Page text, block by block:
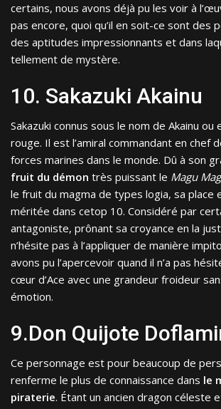
certains, nous avons déjà pu les voir à
pas encore, quoi qu’il en soit-ce sont des
des aptitudes impressionnants et dans
tellement de mystère.
10. Sakazuki Akainu
Sakazuki connus sous le nom de Akainu ou
rouge. Il est l’amiral commandant en chef
forces marines dans le monde. Dû à son
fruit du démon très puissant le Magu
le fruit du magma de types logia, sa place
méritée dans cetop 10. Considéré par
antagoniste, prônant sa croyance en la
n’hésite pas à l’appliquer de manière
avons pu l’apercevoir quand il n’a pas
cœur d’Ace avec une grandeur froideur
émotion.
9.Don Quijote
Ce personnage est pour beaucoup de
renferme le plus de connaissance dans le
piraterie. Étant un ancien dragon céleste